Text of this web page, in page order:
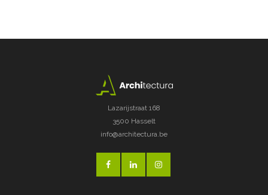
Lazarijstraat 168
3500 Hasselt
info@architectura.be